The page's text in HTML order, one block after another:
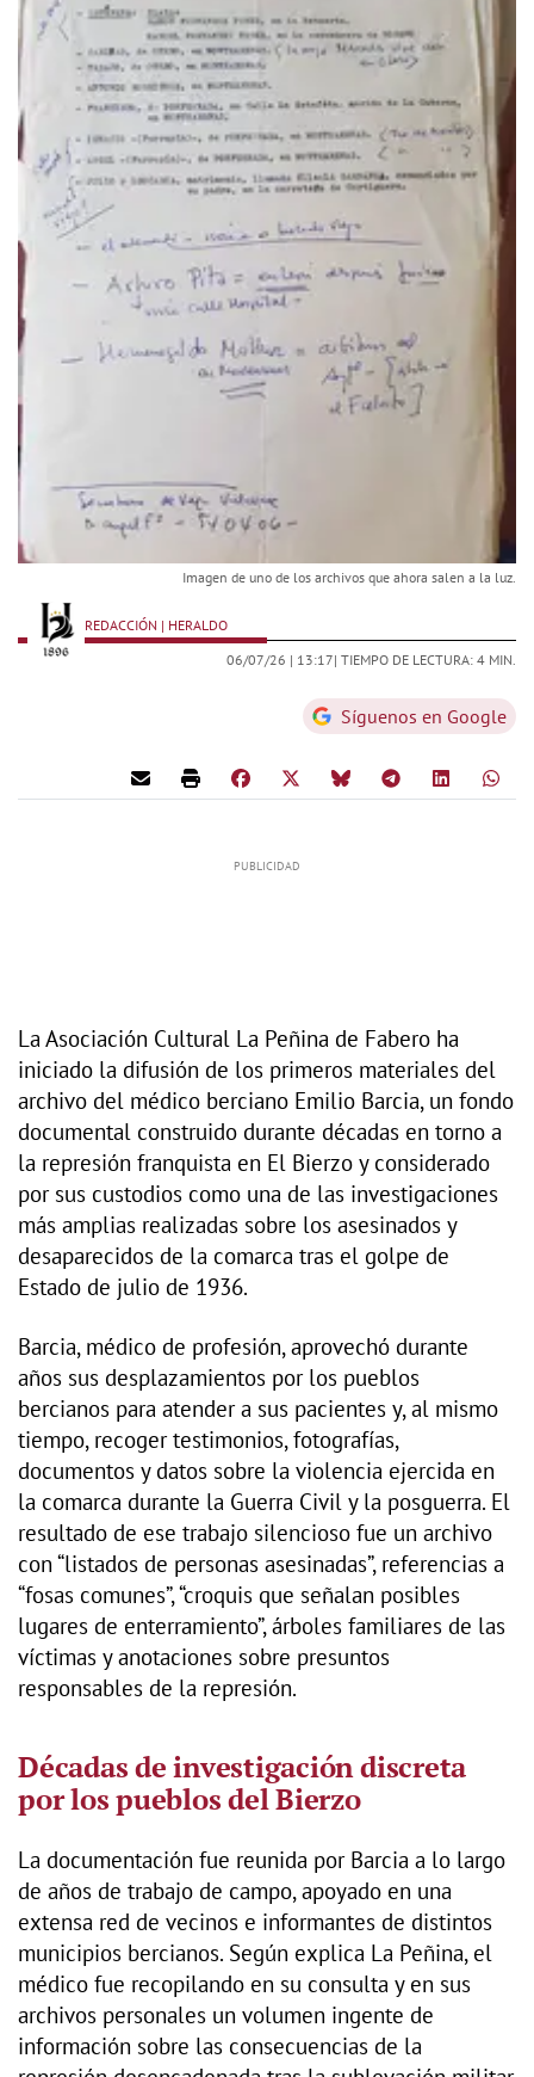
Imagen de uno de los archivos que ahora salen a la luz.
REDACCIÓN | HERALDO
06/07/26 | 13:17| TIEMPO DE LECTURA: 4 MIN.
Síguenos en Google
La Asociación Cultural La Peñina de Fabero ha
iniciado la difusión de los primeros materiales del
archivo del médico berciano Emilio Barcia, un fondo
documental construido durante décadas en torno a
la represión franquista en El Bierzo y considerado
por sus custodios como una de las investigaciones
más amplias realizadas sobre los asesinados y
desaparecidos de la comarca tras el golpe de
Estado de julio de 1936.
Barcia, médico de profesión, aprovechó durante
años sus desplazamientos por los pueblos
bercianos para atender a sus pacientes y, al mismo
tiempo, recoger testimonios, fotografías,
documentos y datos sobre la violencia ejercida en
la comarca durante la Guerra Civil y la posguerra. El
resultado de ese trabajo silencioso fue un archivo
con “listados de personas asesinadas”, referencias a
“fosas comunes”, “croquis que señalan posibles
lugares de enterramiento”, árboles familiares de las
víctimas y anotaciones sobre presuntos
responsables de la represión.
Décadas de investigación discreta
por los pueblos del Bierzo
La documentación fue reunida por Barcia a lo largo
de años de trabajo de campo, apoyado en una
extensa red de vecinos e informantes de distintos
municipios bercianos. Según explica La Peñina, el
médico fue recopilando en su consulta y en sus
archivos personales un volumen ingente de
información sobre las consecuencias de la